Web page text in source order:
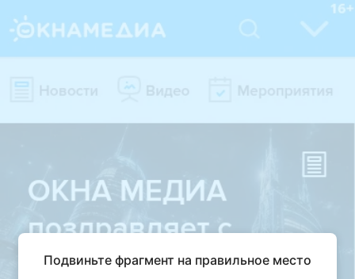
Подвиньте фрагмент на правильное место